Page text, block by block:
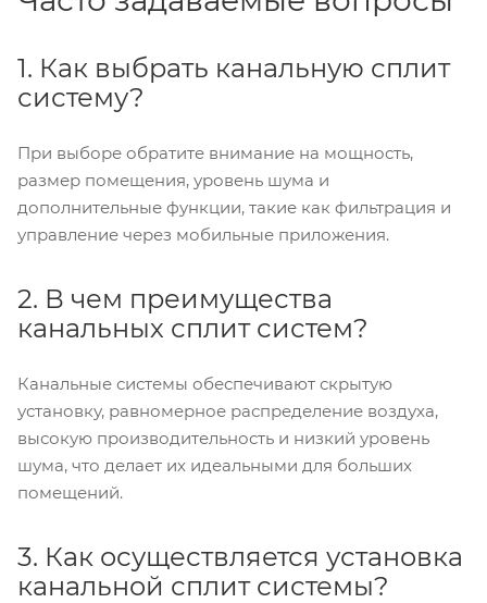
1. Как выбрать канальную сплит
систему?
При выборе обратите внимание на мощность,
размер помещения, уровень шума и
дополнительные функции, такие как фильтрация и
управление через мобильные приложения.
2. В чем преимущества
канальных сплит систем?
Канальные системы обеспечивают скрытую
установку, равномерное распределение воздуха,
высокую производительность и низкий уровень
шума, что делает их идеальными для больших
помещений.
3. Как осуществляется установка
канальной сплит системы?